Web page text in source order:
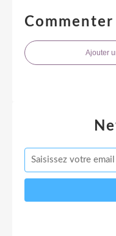
Ajouter